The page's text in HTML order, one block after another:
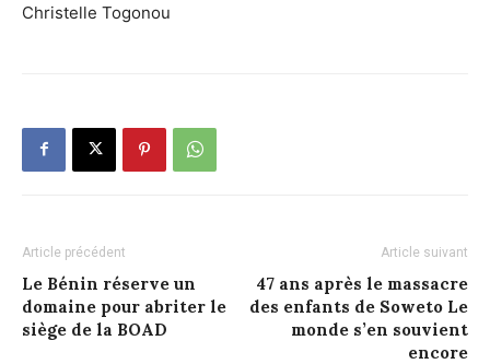
Christelle Togonou
Article précédent
Le Bénin réserve un
domaine pour abriter le
siège de la BOAD
Article suivant
47 ans après le massacre
des enfants de Soweto Le
monde s’en souvient
encore